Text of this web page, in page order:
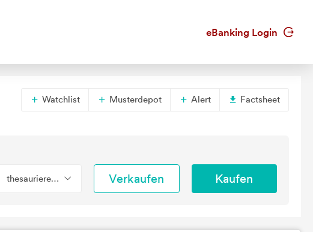
eBanking Login
Watchlist Musterdepot Alert Factsheet
thesaurierend Verkaufen Kaufen